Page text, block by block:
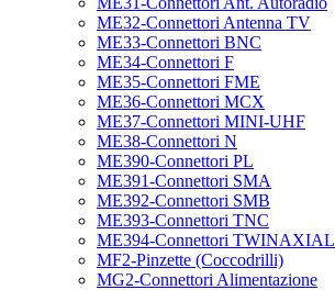
ME32-Connettori Antenna TV
ME33-Connettori BNC
ME34-Connettori F
ME35-Connettori FME
ME36-Connettori MCX
ME37-Connettori MINI-UHF
ME38-Connettori N
ME390-Connettori PL
ME391-Connettori SMA
ME392-Connettori SMB
ME393-Connettori TNC
ME394-Connettori TWINAXIAL
MF2-Pinzette (Coccodrilli)
MG2-Connettori Alimentazione